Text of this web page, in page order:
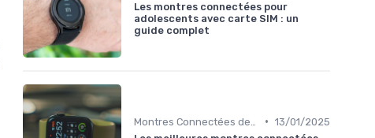
Les montres connectées pour
adolescents avec carte SIM : un
guide complet
• 13/01/2025